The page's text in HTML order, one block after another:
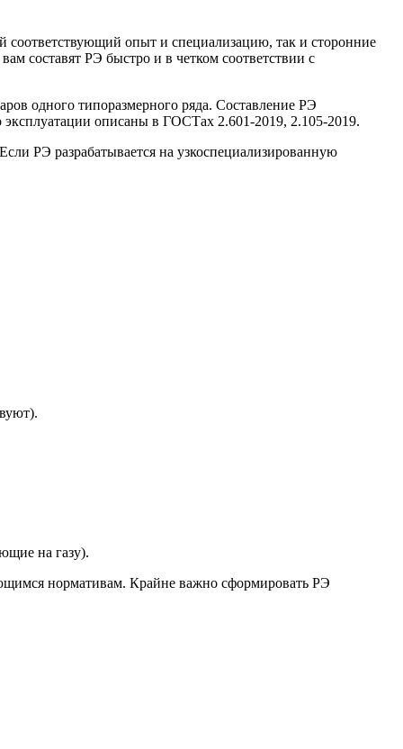
соответствующий опыт и специализацию, так и сторонние
составят РЭ быстро и в четком соответствии с
одного типоразмерного ряда. Составление РЭ
эксплуатации описаны в ГОСТах 2.601-2019, 2.105-2019.
РЭ разрабатывается на узкоспециализированную
на газу).
нормативам. Крайне важно сформировать РЭ